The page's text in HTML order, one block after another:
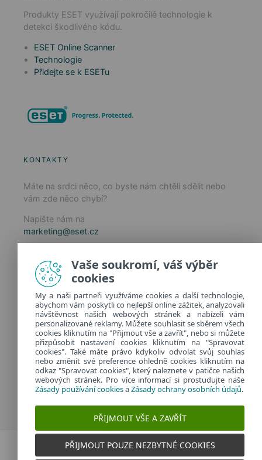
Produkty ESET využívají pokročilé technologie k
detekci škodlivého kódu.
ESET Online Scanner
Technologie
Přidejte se k ESETu
KONTAKTY
Máte na srdci něco, co byste nám chtěli sdělit nebo
vám zde něco chybí?
Napište nám na
marketing@eset.cz
Zásady ochrany osobních údajů
Spravovat cookies
Provozuje:
ESET software spol. s r.o.
Classic 7 Business Park, Jankovcova 1037/49
170 00 Praha 7, Česká republika
IČ: 26467593
Vaše soukromí, váš výběr
cookies
My a naši partneři využíváme cookies a další technologie,
abychom vám poskytli co nejlepší online zážitek, analyzovali
návštěvnost našich webových stránek a nabízeli vám
personalizované reklamy. Můžete souhlasit se sběrem všech
cookies kliknutím na "Přijmout vše a zavřít", nebo si můžete
přizpůsobit nastavení cookies kliknutím na "Spravovat
cookies". Také máte právo kdykoliv odvolat svůj souhlas
nebo změnit své preference ohledně cookies kliknutím na
odkaz "Spravovat cookies", který naleznete v patičce našich
webových stránek. Pro více informací si prostudujte naše
Zásady používání cookiesaZásady ochrany osobních údajů.
PŘIJMOUT VŠE A ZAVŘÍT
PŘIJMOUT POUZE NEZBYTNÉ COOKIES